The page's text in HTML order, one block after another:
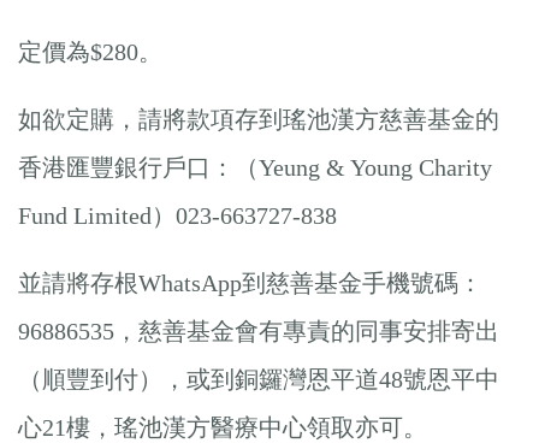
定價為$280。
如欲定購，請將款項存到瑤池漢方慈善基金的
香港匯豐銀行戶口：（Yeung & Young Charity
Fund Limited）023-663727-838
並請將存根WhatsApp到慈善基金手機號碼：
96886535，慈善基金會有專責的同事安排寄出
（順豐到付），或到銅鑼灣恩平道48號恩平中
心21樓，瑤池漢方醫療中心領取亦可。